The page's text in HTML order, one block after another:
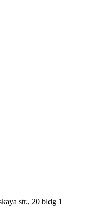
str., 20 bldg 1